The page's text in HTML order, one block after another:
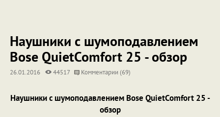
Наушники с шумоподавлением
Bose QuietComfort 25 - обзор
26.01.2016 44517 Комментарии (69)
Наушники с шумоподавлением Bose QuietComfort 25 -
обзор